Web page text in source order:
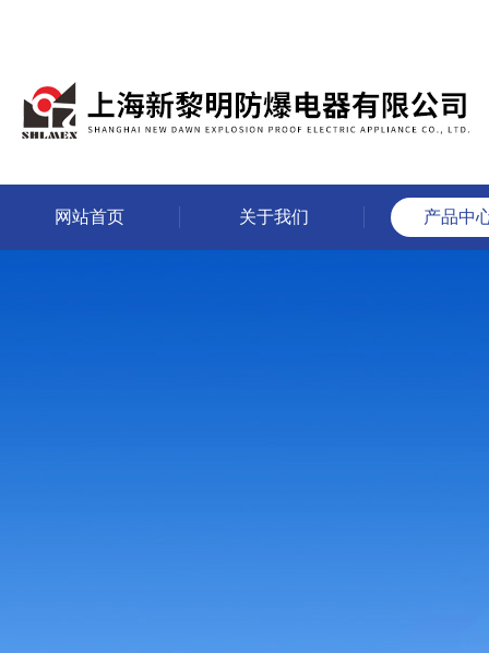
网站首页 关于我们 产品中